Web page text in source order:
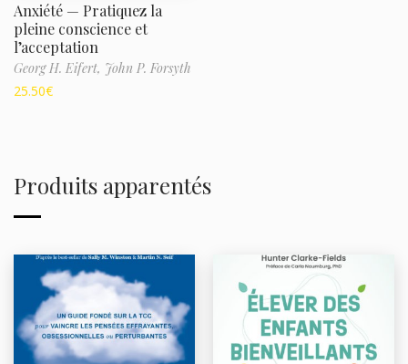
Anxiété — Pratiquez la
pleine conscience et
l’acceptation
Georg H. Eifert, John P. Forsyth
25.50€
Produits apparentés